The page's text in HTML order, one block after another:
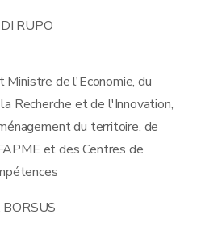
RUPO
de l'Economie, du
Recherche et de l'Innovation,
du territoire, de
et des Centres de